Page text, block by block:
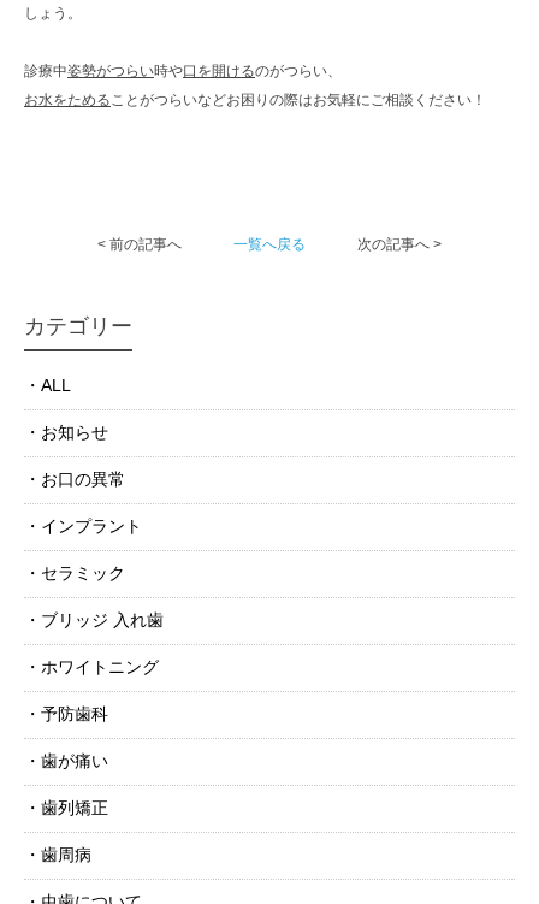
しょう。
診療中姿勢がつらい時や口を開けるのがつらい、
お水をためることがつらいなどお困りの際はお気軽にご相談ください！
< 前の記事へ 一覧へ戻る 次の記事へ >
カテゴリー
ALL
お知らせ
お口の異常
インプラント
セラミック
ブリッジ 入れ歯
ホワイトニング
予防歯科
歯が痛い
歯列矯正
歯周病